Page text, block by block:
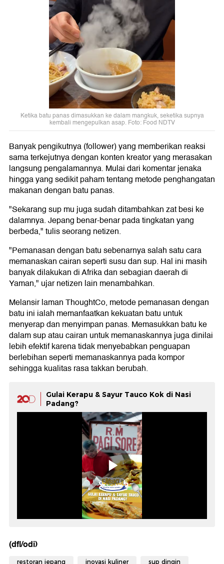
Ketika batu panas dimasukkan ke dalam mangkuk, seketika supnya
kembali mengepulkan asap. Foto: Food NDTV
Banyak pengikutnya (follower) yang memberikan reaksi
sama terkejutnya dengan konten kreator yang merasakan
langsung pengalamannya. Mulai dari komentar jenaka
hingga yang sedikit paham tentang metode penghangatan
makanan dengan batu panas.
"Sekarang sup mu juga sudah ditambahkan zat besi ke
dalamnya. Jepang benar-benar pada tingkatan yang
berbeda," tulis seorang netizen.
"Pemanasan dengan batu sebenarnya salah satu cara
memanaskan cairan seperti susu dan sup. Hal ini masih
banyak dilakukan di Afrika dan sebagian daerah di
Yaman," ujar netizen lain menambahkan.
Melansir laman ThoughtCo, metode pemanasan dengan
batu ini ialah memanfaatkan kekuatan batu untuk
menyerap dan menyimpan panas. Memasukkan batu ke
dalam sup atau cairan untuk memanaskannya juga dinilai
lebih efektif karena tidak menyebabkan penguapan
berlebihan seperti memanaskannya pada kompor
sehingga kualitas rasa takkan berubah.
Gulai Kerapu & Sayur Tauco Kok di Nasi
Padang?
(dfl/odi)
restoran jepang inovasi kuliner sup dingin